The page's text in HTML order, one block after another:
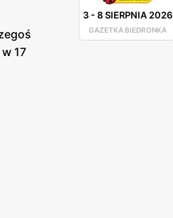
3-8 SIERPNIA 2026
GAZETKA BIEDRONKA
17